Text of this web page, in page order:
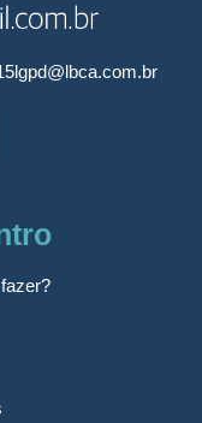
lgpd@lbca.com.br